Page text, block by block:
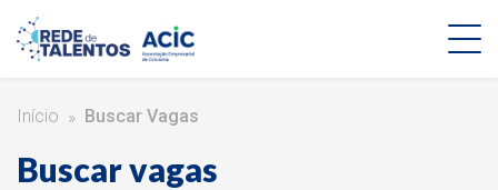
Início Buscar Vagas
Buscar vagas